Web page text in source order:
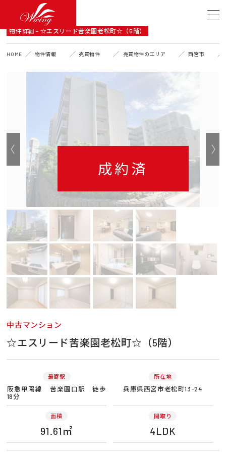
DETAIL
物件詳細 - ☆エスリード苦楽園老松町☆（5階）
HOME 物件情報 売買物件 売買物件のエリア 西宮市
成約済
中古マンション
☆エスリード苦楽園老松町☆（5階）
最寄駅
阪急甲陽線 苦楽園口駅 徒歩
18分
所在地
兵庫県西宮市老松町13-24
面積
91.61㎡
間取り
4LDK